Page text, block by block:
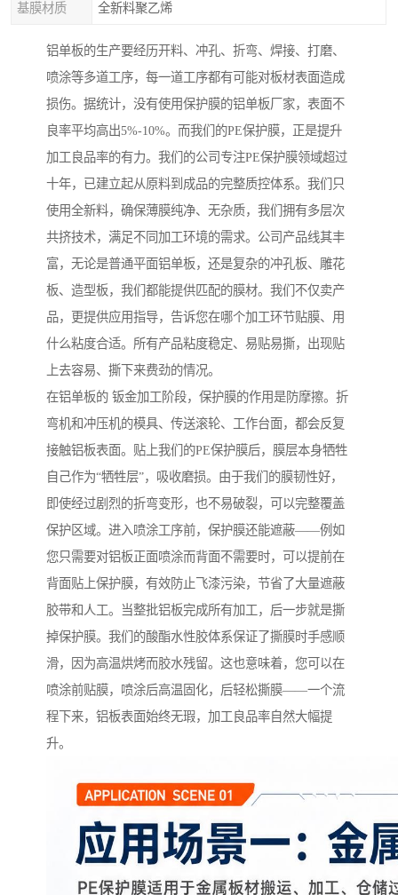
基膜材质 全新料聚乙烯
铝单板的生产要经历开料、冲孔、折弯、焊接、打磨、
喷涂等多道工序，每一道工序都有可能对板材表面造成
损伤。据统计，没有使用保护膜的铝单板厂家，表面不
良率平均高出5%-10%。而我们的PE保护膜，正是提升
加工良品率的有力。我们的公司专注PE保护膜领域超过
十年，已建立起从原料到成品的完整质控体系。我们只
使用全新料，确保薄膜纯净、无杂质，我们拥有多层次
共挤技术，满足不同加工环境的需求。公司产品线其丰
富，无论是普通平面铝单板，还是复杂的冲孔板、雕花
板、造型板，我们都能提供匹配的膜材。我们不仅卖产
品，更提供应用指导，告诉您在哪个加工环节贴膜、用
什么粘度合适。所有产品粘度稳定、易贴易撕，出现贴
上去容易、撕下来费劲的情况。
在铝单板的 钣金加工阶段，保护膜的作用是防摩擦。折
弯机和冲压机的模具、传送滚轮、工作台面，都会反复
接触铝板表面。贴上我们的PE保护膜后，膜层本身牺牲
自己作为“牺牲层”，吸收磨损。由于我们的膜韧性好，
即使经过剧烈的折弯变形，也不易破裂，可以完整覆盖
保护区域。进入喷涂工序前，保护膜还能遮蔽——例如
您只需要对铝板正面喷涂而背面不需要时，可以提前在
背面贴上保护膜，有效防止飞漆污染，节省了大量遮蔽
胶带和人工。当整批铝板完成所有加工，后一步就是撕
掉保护膜。我们的酸酯水性胶体系保证了撕膜时手感顺
滑，因为高温烘烤而胶水残留。这也意味着，您可以在
喷涂前贴膜，喷涂后高温固化，后轻松撕膜——一个流
程下来，铝板表面始终无瑕，加工良品率自然大幅提
升。